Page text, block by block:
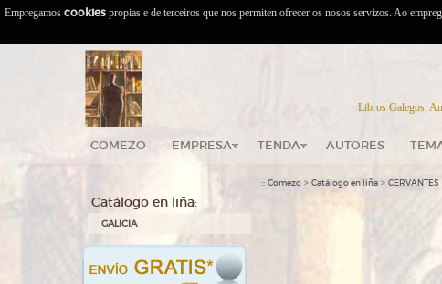
Libros Galegos,
COMEZO EMPRESA TENDA AUTORES
Catálogo en liña:
GALICIA
:: Comezo > Catálogo en liña > CERVANTES
Empregamos cookies propias e de terceiros que nos permiten ofrecer os nosos servizos. Ao